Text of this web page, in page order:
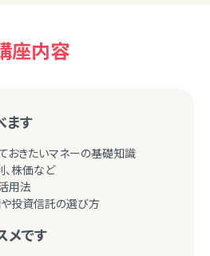
座内容
ます
おきたいマネーの基礎知識
、株価など
用法
投資信託の選び方
メです